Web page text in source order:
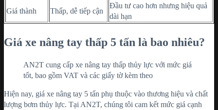
Giá thành Thấp, dễ tiếp cận
Đầu tư cao hơn nhưng hiệu quả
dài hạn
Giá xe nâng tay thấp 5 tấn là bao nhiêu?
AN2T cung cấp xe nâng tay thấp thủy lực với mức giá
tốt, bao gồm VAT và các giấy tờ kèm theo
Hiện nay, giá xe nâng tay 5 tấn phụ thuộc vào thương hiệu và chất
lượng bơm thủy lực. Tại AN2T, chúng tôi cam kết mức giá cạnh